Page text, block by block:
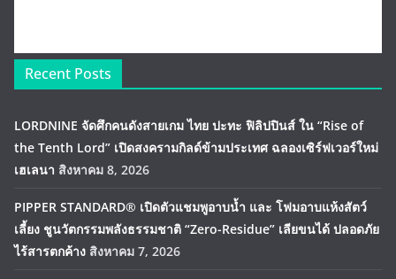
Recent Posts
LORDNINE จัดศึกคนดังสายเกม ไทย ปะทะ ฟิลิปปินส์ ใน “Rise of
the Tenth Lord” เปิดสงครามกิลด์ข้ามประเทศ ฉลองเซิร์ฟเวอร์ใหม่
เฮเลนา สิงหาคม 8, 2026
PIPPER STANDARD® เปิดตัวแชมพูอาบน้ำ และ โฟมอาบแห้งสัตว์
เลี้ยง ชูนวัตกรรมพลังธรรมชาติ “Zero-Residue” เลียขนได้ ปลอดภัย
ไร้สารตกค้าง สิงหาคม 7, 2026